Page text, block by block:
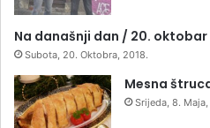
Na današnji dan / 20. oktobar
Subota, 20. Oktobra, 2018.
Mesna
Srijeda, 8. Maja,